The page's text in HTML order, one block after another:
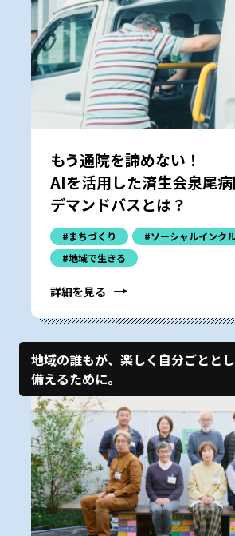
もう通院を諦めない！
AIを活用した済生会泉尾
デマンドバスとは？
#まちづくり
#ソーシャルインク
#地域で生きる
詳細を見る
地域の誰もが、楽しく自分ごとと
備えるために。